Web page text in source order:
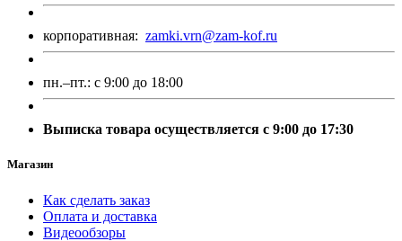
корпоративная: zamki.vrn@zam-kof.ru
пн.–пт.: с 9:00 до 18:00
Выписка товара осуществляется с 9:00 до 17:30
Магазин
Как сделать заказ
Оплата и доставка
Видеообзоры